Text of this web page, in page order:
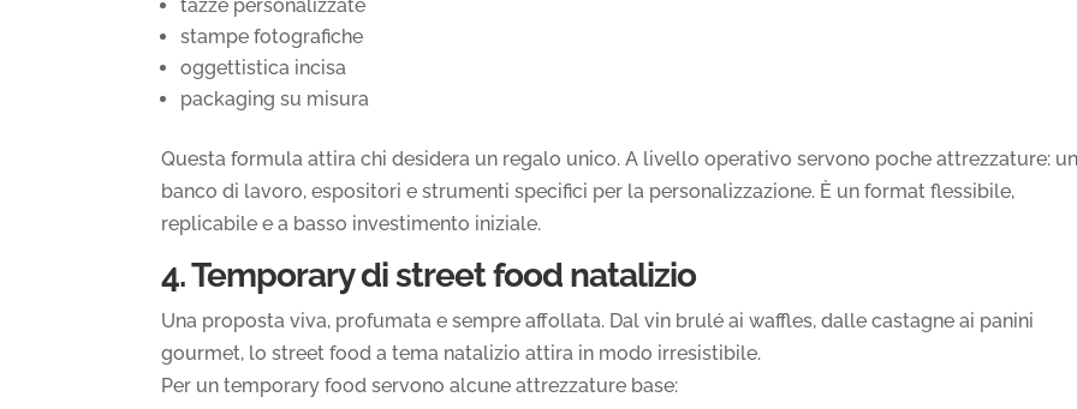
tazze personalizzate
stampe fotografiche
oggettistica incisa
packaging su misura
Questa formula attira chi desidera un regalo unico. A livello operativo servono poche attrezzature:
banco di lavoro, espositori e strumenti specifici per la personalizzazione. È un format flessibile,
replicabile e a basso investimento iniziale.
4. Temporary di street food natalizio
Una proposta viva, profumata e sempre affollata. Dal vin brulé ai waffles, dalle castagne ai panini
gourmet, lo street food a tema natalizio attira in modo irresistibile.
Per un temporary food servono alcune attrezzature base: